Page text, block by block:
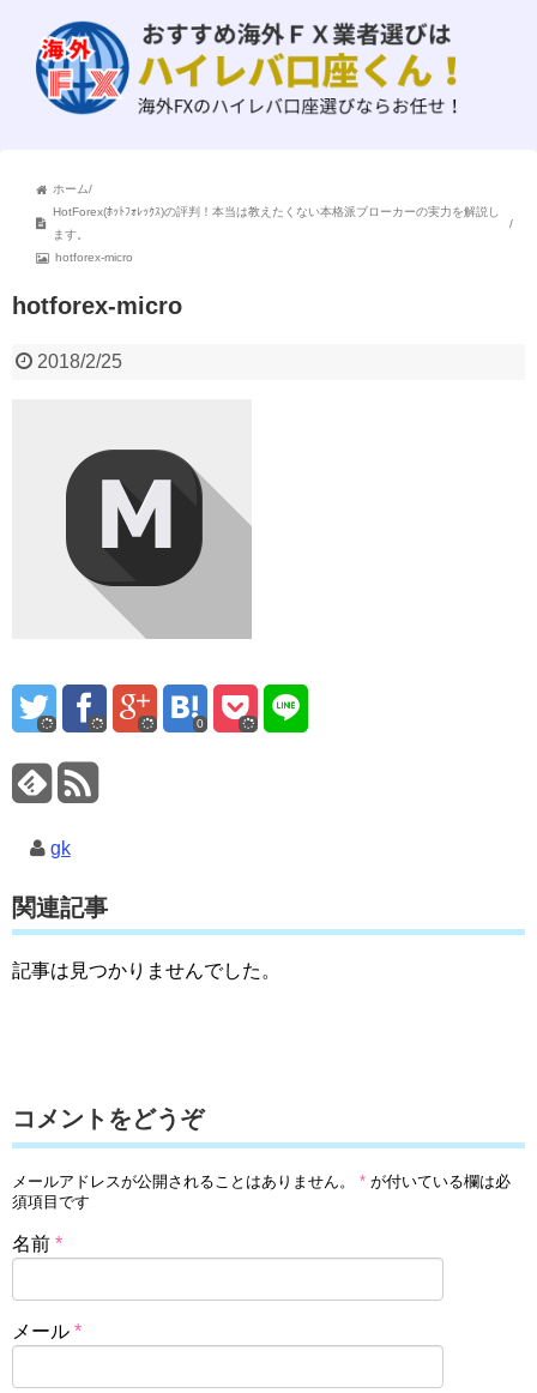
ホーム/
HotForex(ﾎｯﾄﾌｫﾚｯｸｽ)の評判！本当は教えたくない本格派ブローカーの実力を解説し
ます。
/
hotforex-micro
hotforex-micro
2018/2/25
0
gk
関連記事
記事は見つかりませんでした。
コメントをどうぞ
メールアドレスが公開されることはありません。 * が付いている欄は必
須項目です
名前 *
メール *